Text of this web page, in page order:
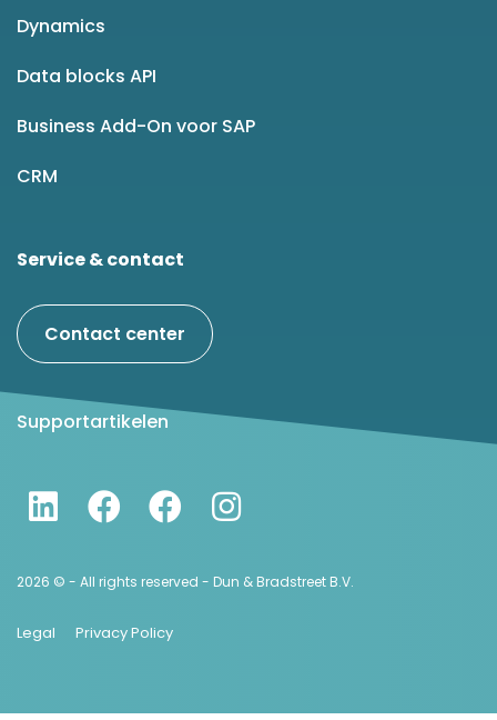
Dynamics
Data blocks API
Business Add-On voor SAP
CRM
Service & contact
Contact center
Supportartikelen
2026 © - All rights reserved - Dun & Bradstreet B.V.
Legal Privacy Policy